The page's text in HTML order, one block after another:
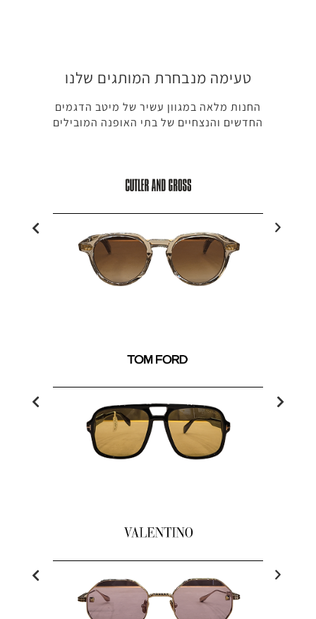
טעימה מנבחרת המותגים שלנו​
החנות מלאה במגוון עשיר של מיטב הדגמים
החדשים והנצחיים של בתי האופנה המובילים